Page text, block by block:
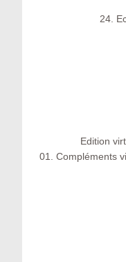
24.
Edition
01. Compléments